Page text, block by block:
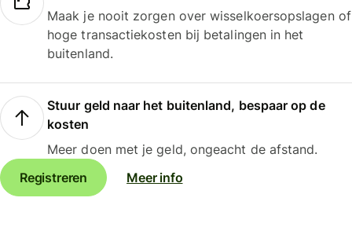
Maak je nooit zorgen over wisselkoersopslagen of
hoge transactiekosten bij betalingen in het
buitenland.
Stuur geld naar het buitenland, bespaar op de
kosten
Meer doen met je geld, ongeacht de afstand.
Registreren
Meer info